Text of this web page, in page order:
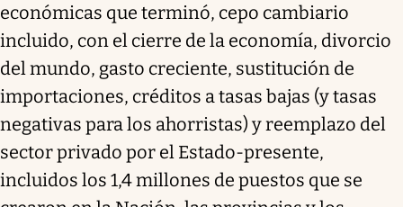
económicas que terminó, cepo cambiario
incluido, con el cierre de la economía, divorcio
del mundo, gasto creciente, sustitución de
importaciones, créditos a tasas bajas (y tasas
negativas para los ahorristas) y reemplazo del
sector privado por el Estado-presente,
incluidos los 1,4 millones de puestos que se